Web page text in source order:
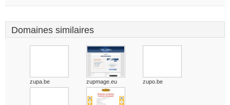
Domaines similaires
zupa.be zupmage.eu zupo.be